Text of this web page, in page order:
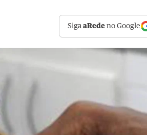
SigaaRede no Google